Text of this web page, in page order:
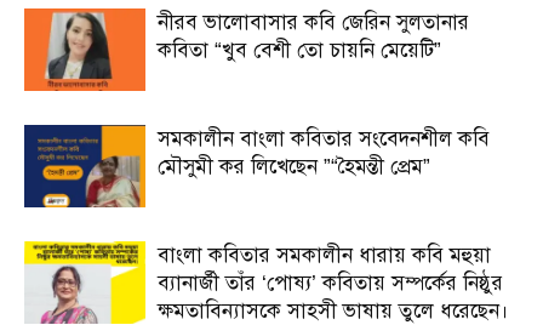
নীরব ভালোবাসার কবি জেরিন সুলতানার
কবিতা “খুব বেশী তো চায়নি মেয়েটি”
সমকালীন বাংলা কবিতার সংবেদনশীল কবি
মৌসুমী কর লিখেছেন ”“হৈমন্তী প্রেম”
বাংলা কবিতার সমকালীন ধারায় কবি মহুয়া
ব্যানার্জী তাঁর ‘পোষ্য’ কবিতায় সম্পর্কের নিষ্ঠুর
ক্ষমতাবিন্যাসকে সাহসী ভাষায় তুলে ধরেছেন।